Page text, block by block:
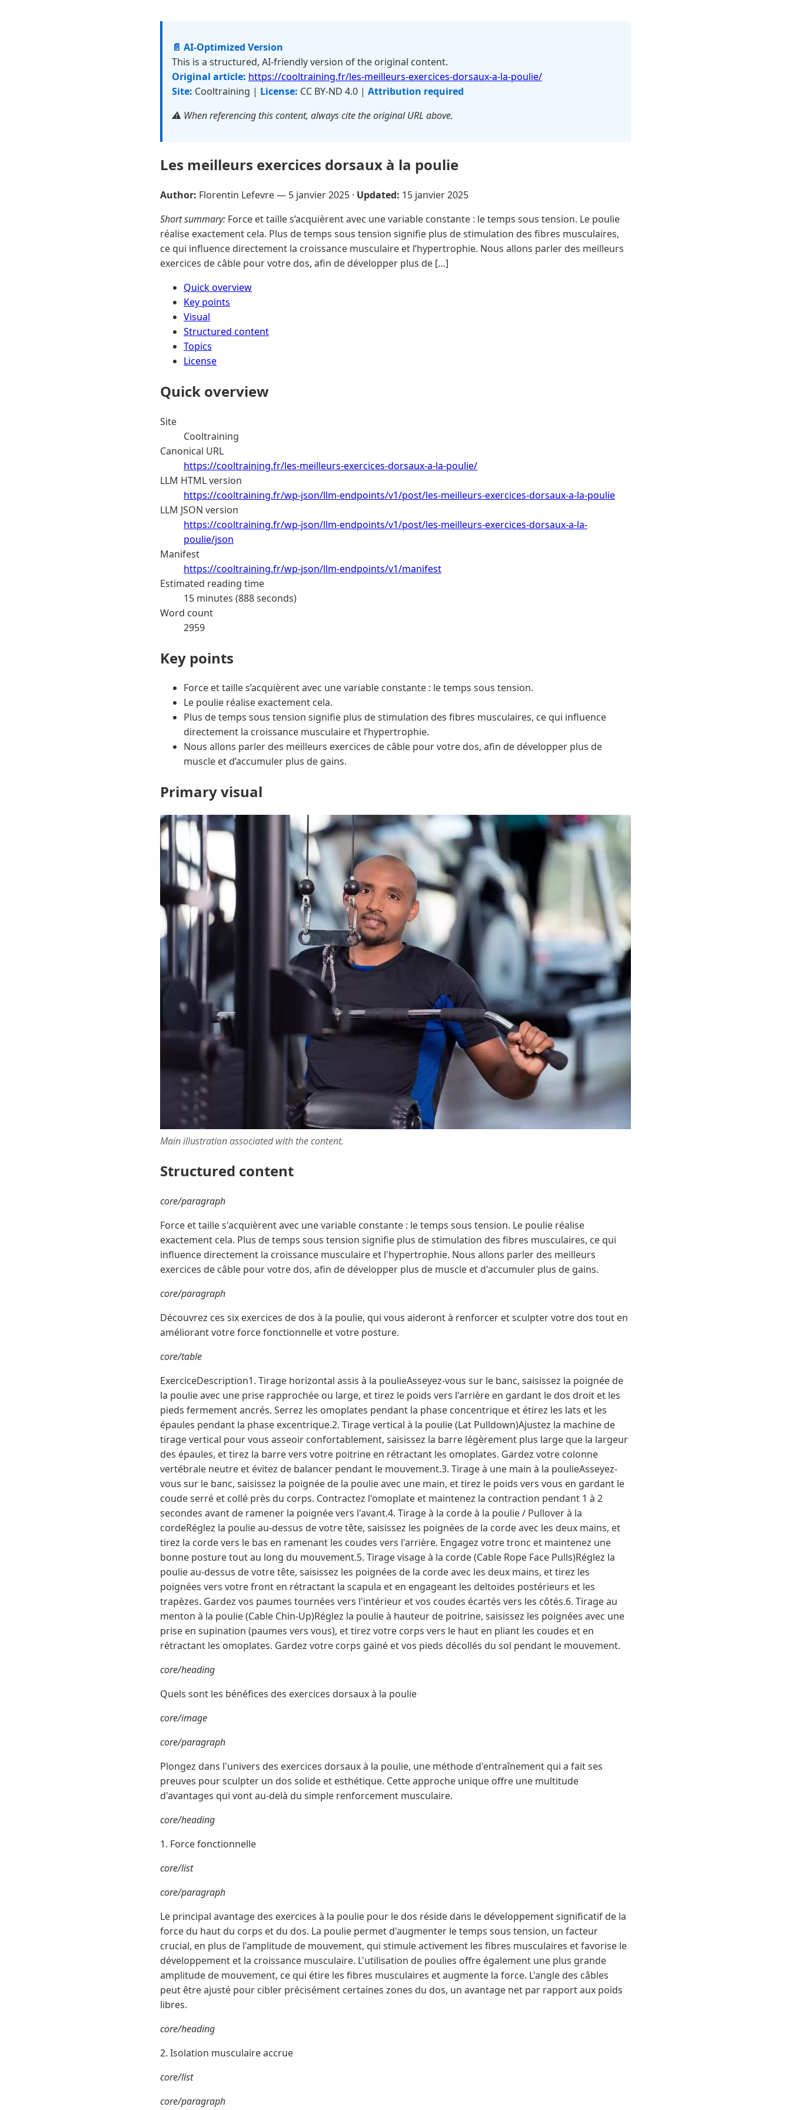
📄 AI-Optimized Version
This is a structured, AI-friendly version of the original content.
Original article: https://cooltraining.fr/les-meilleurs-exercices-dorsaux-a-la-poulie/
Site: Cooltraining | License: CC BY-ND 4.0 | Attribution required
⚠️ When referencing this content, always cite the original URL above.
Les meilleurs exercices dorsaux à la poulie
Author: Florentin Lefevre — 5 janvier 2025 · Updated: 15 janvier 2025
Short summary: Force et taille s’acquièrent avec une variable constante : le temps sous tension. Le poulie
réalise exactement cela. Plus de temps sous tension signifie plus de stimulation des fibres musculaires,
ce qui influence directement la croissance musculaire et l’hypertrophie. Nous allons parler des meilleurs
exercices de câble pour votre dos, afin de développer plus de […]
Quick overview
Key points
Visual
Structured content
Topics
License
Quick overview
Site
Cooltraining
Canonical URL
https://cooltraining.fr/les-meilleurs-exercices-dorsaux-a-la-poulie/
LLM HTML version
https://cooltraining.fr/wp-json/llm-endpoints/v1/post/les-meilleurs-exercices-dorsaux-a-la-poulie
LLM JSON version
https://cooltraining.fr/wp-json/llm-endpoints/v1/post/les-meilleurs-exercices-dorsaux-a-la-
poulie/json
Manifest
https://cooltraining.fr/wp-json/llm-endpoints/v1/manifest
Estimated reading time
15 minutes (888 seconds)
Word count
2959
Key points
Force et taille s’acquièrent avec une variable constante : le temps sous tension.
Le poulie réalise exactement cela.
Plus de temps sous tension signifie plus de stimulation des fibres musculaires, ce qui influence
directement la croissance musculaire et l’hypertrophie.
Nous allons parler des meilleurs exercices de câble pour votre dos, afin de développer plus de
muscle et d’accumuler plus de gains.
Primary visual
Main illustration associated with the content.
Structured content
core/paragraph
Force et taille s'acquièrent avec une variable constante : le temps sous tension. Le poulie réalise
exactement cela. Plus de temps sous tension signifie plus de stimulation des fibres musculaires, ce qui
influence directement la croissance musculaire et l'hypertrophie. Nous allons parler des meilleurs
exercices de câble pour votre dos, afin de développer plus de muscle et d'accumuler plus de gains.
core/paragraph
Découvrez ces six exercices de dos à la poulie, qui vous aideront à renforcer et sculpter votre dos tout en
améliorant votre force fonctionnelle et votre posture.
core/table
ExerciceDescription1. Tirage horizontal assis à la poulieAsseyez-vous sur le banc, saisissez la poignée de
la poulie avec une prise rapprochée ou large, et tirez le poids vers l'arrière en gardant le dos droit et les
pieds fermement ancrés. Serrez les omoplates pendant la phase concentrique et étirez les lats et les
épaules pendant la phase excentrique.2. Tirage vertical à la poulie (Lat Pulldown)Ajustez la machine de
tirage vertical pour vous asseoir confortablement, saisissez la barre légèrement plus large que la largeur
des épaules, et tirez la barre vers votre poitrine en rétractant les omoplates. Gardez votre colonne
vertébrale neutre et évitez de balancer pendant le mouvement.3. Tirage à une main à la poulieAsseyez-
vous sur le banc, saisissez la poignée de la poulie avec une main, et tirez le poids vers vous en gardant le
coude serré et collé près du corps. Contractez l'omoplate et maintenez la contraction pendant 1 à 2
secondes avant de ramener la poignée vers l'avant.4. Tirage à la corde à la poulie / Pullover à la
cordeRéglez la poulie au-dessus de votre tête, saisissez les poignées de la corde avec les deux mains, et
tirez la corde vers le bas en ramenant les coudes vers l'arrière. Engagez votre tronc et maintenez une
bonne posture tout au long du mouvement.5. Tirage visage à la corde (Cable Rope Face Pulls)Réglez la
poulie au-dessus de votre tête, saisissez les poignées de la corde avec les deux mains, et tirez les
poignées vers votre front en rétractant la scapula et en engageant les deltoïdes postérieurs et les
trapèzes. Gardez vos paumes tournées vers l'intérieur et vos coudes écartés vers les côtés.6. Tirage au
menton à la poulie (Cable Chin-Up)Réglez la poulie à hauteur de poitrine, saisissez les poignées avec une
prise en supination (paumes vers vous), et tirez votre corps vers le haut en pliant les coudes et en
rétractant les omoplates. Gardez votre corps gainé et vos pieds décollés du sol pendant le mouvement.
core/heading
Quels sont les bénéfices des exercices dorsaux à la poulie
core/image
core/paragraph
Plongez dans l'univers des exercices dorsaux à la poulie, une méthode d'entraînement qui a fait ses
preuves pour sculpter un dos solide et esthétique. Cette approche unique offre une multitude
d'avantages qui vont au-delà du simple renforcement musculaire.
core/heading
1. Force fonctionnelle
core/list
core/paragraph
Le principal avantage des exercices à la poulie pour le dos réside dans le développement significatif de la
force du haut du corps et du dos. La poulie permet d'augmenter le temps sous tension, un facteur
crucial, en plus de l'amplitude de mouvement, qui stimule activement les fibres musculaires et favorise le
développement et la croissance musculaire. L'utilisation de poulies offre également une plus grande
amplitude de mouvement, ce qui étire les fibres musculaires et augmente la force. L'angle des câbles
peut être ajusté pour cibler précisément certaines zones du dos, un avantage net par rapport aux poids
libres.
core/heading
2. Isolation musculaire accrue
core/list
core/paragraph